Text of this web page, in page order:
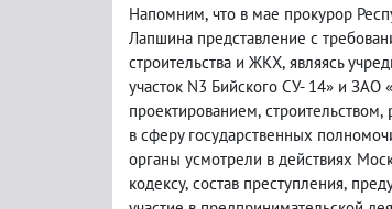
Напомним, что в мае прокурор
Лапшина представление с
строительства и ЖКХ, являясь
участок N3 Бийского СУ- 14» и
проектированием, строительством,
в сферу государственных
органы усмотрели в действиях
кодексу, состав преступления,